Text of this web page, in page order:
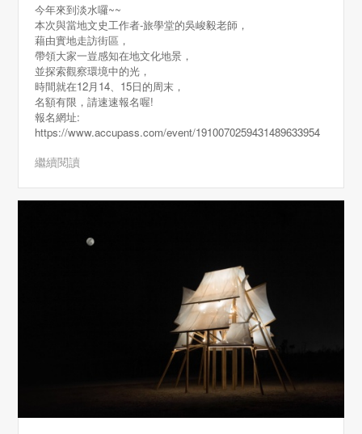
今年來到淡水囉~~
本次與當地文史工作者-旅學堂的吳峻毅老師，
藉由實地走訪街區，
帶領大家一豈感知在地文化地景，
並探索觀察環境中的光，
時間就在12月14、15日的周末，
名額有限，請速速報名喔!
報名網址:
https://www.accupass.com/event/1910070259431489633954
繼續閱讀